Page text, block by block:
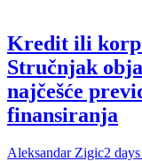
Kredit ili
Stručnjak
najčešće
finansiranja
Aleksandar Zigic2